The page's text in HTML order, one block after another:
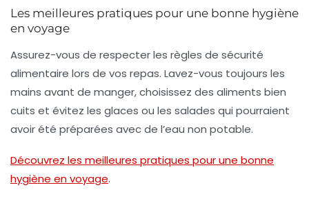
Les meilleures pratiques pour une bonne hygiène
en voyage
Assurez-vous de respecter les règles de sécurité
alimentaire lors de vos repas. Lavez-vous toujours les
mains avant de manger, choisissez des aliments bien
cuits et évitez les glaces ou les salades qui pourraient
avoir été préparées avec de l’eau non potable.
Découvrez les meilleures pratiques pour une bonne
hygiène en voyage.